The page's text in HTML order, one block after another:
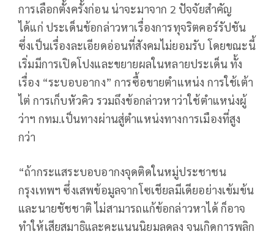
การเลือกตั้งครั้งก่อน น่าจะมาจาก 2 ปัจจัยสำคัญ
ได้แก่ ประเด็นข้อกล่าวหาเรื่องการทุจริตคอร์รัปชัน
ซึ่งเป็นเรื่องละเอียดอ่อนที่สังคมไม่ยอมรับ โดยขณะนี้
เริ่มมีการเปิดโปงและขยายผลในหลายประเด็น ทั้ง
เรื่อง “ระบอบอากง” การซื้อขายตำแหน่ง การใช้เต้า
ไต่ การเก็บหัวคิว รวมถึงข้อกล่าวหาว่าใช้ตำแหน่งผู้
ว่าฯ กทม.เป็นทางผ่านสู่ตำแหน่งทางการเมืองที่สูง
กว่า
“ถ้ากระแสระบอบอากงจุดติดในหมู่ประชาชน
กรุงเทพฯ ซึ่งเสพข้อมูลจากโซเชียลมีเดียอย่างเข้มข้น
และนายชัชชาติ ไม่สามารถแก้ข้อกล่าวหาได้ ก็อาจ
ทำให้เสียสมาธิและคะแนนนิยมลดลง จนเกิดการพลิก